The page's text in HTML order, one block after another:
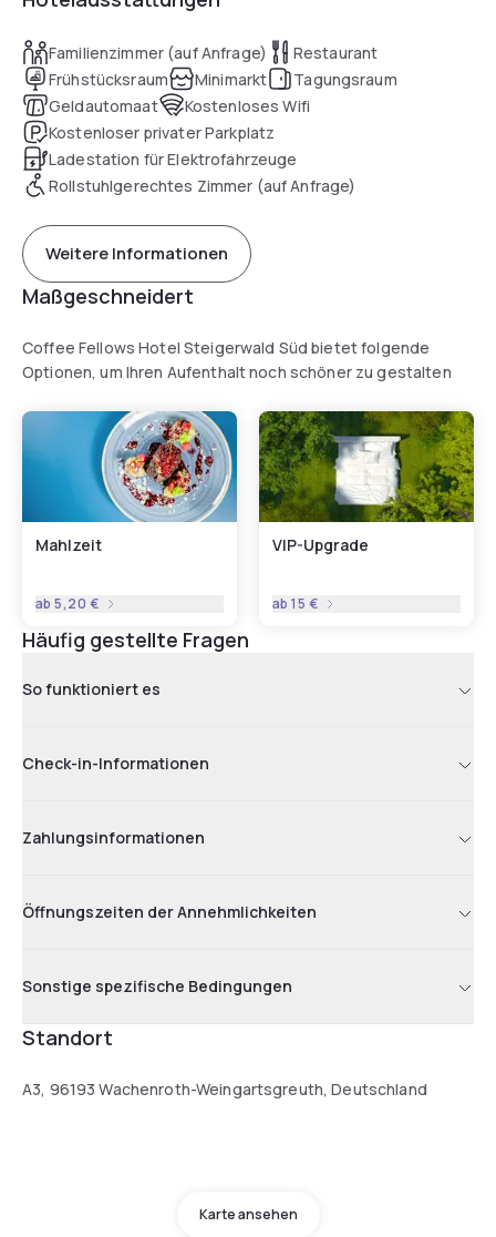
Familienzimmer (auf Anfrage)
Restaurant
Frühstücksraum
Minimarkt
Tagungsraum
Geldautomaat
Kostenloses Wifi
Kostenloser privater Parkplatz
Ladestation für Elektrofahrzeuge
Rollstuhlgerechtes Zimmer (auf Anfrage)
Weitere Informationen
Maßgeschneidert
Coffee Fellows Hotel Steigerwald Süd bietet folgende
Optionen, um Ihren Aufenthalt noch schöner zu gestalten
Mahlzeit
ab5,20 €
VIP-Upgrade
ab15 €
Häufig gestellte Fragen
So funktioniert es
Check-in-Informationen
Zahlungsinformationen
Öffnungszeiten der Annehmlichkeiten
Sonstige spezifische Bedingungen
Standort
A3, 96193 Wachenroth-Weingartsgreuth, Deutschland
Karte ansehen